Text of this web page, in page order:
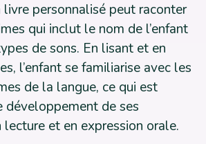
livre personnalisé peut raconter
qui inclut le nom de l’enfant
de sons. En lisant et en
l’enfant se familiarise avec les
de la langue, ce qui est
développement de ses
lecture et en expression orale.